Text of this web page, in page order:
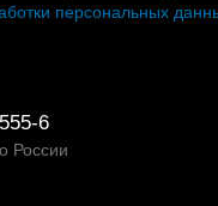
персональных
6
России